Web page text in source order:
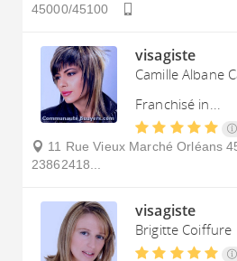
45000/45100
visagiste
Camille Albane
Franchisé in...
11 Rue Vieux Marché Orléans
23862418...
visagiste
Brigitte Coiffure